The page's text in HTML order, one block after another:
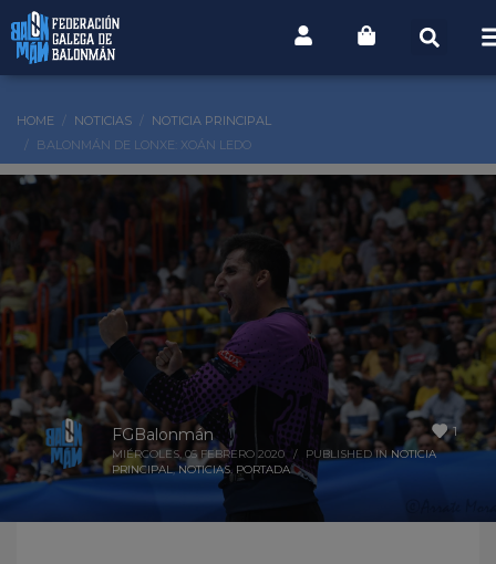
HOME NOTICIAS
NOTICIA PRINCIPAL
BALONMÁN DE LONXE: XOÁN LEDO
1
FGBalonmán
MIÉRCOLES, 05 FEBRERO 2020 / PUBLISHED INNOTICIA
PRINCIPAL,NOTICIAS, PORTADA